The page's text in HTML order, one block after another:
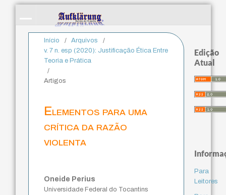
Início / Arquivos
/
v. 7 n. esp (2020): Justificação Ética Entre
Teoria e Prática
/
Artigos
Elementos para uma
crítica da razão
violenta
Oneide Perius
Universidade Federal do Tocantins
Edição
Atual
Para
Leitores